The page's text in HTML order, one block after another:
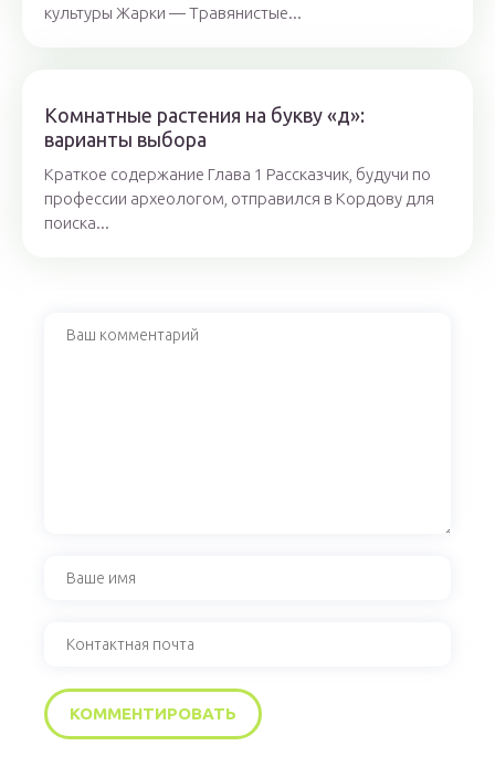
культуры Жарки — Травянистые...
Комнатные растения на букву «д»:
варианты выбора
Краткое содержание Глава 1 Рассказчик, будучи по
профессии археологом, отправился в Кордову для
поиска...